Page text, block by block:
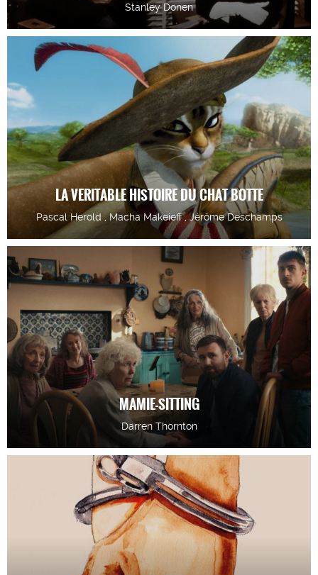
Stanley Donen
LA VERITABLE HISTOIRE DU CHAT BOTTE
Pascal Herold , Macha Makeieff , Jérôme Deschamps
MAMIE-SITTING
Darren Thornton